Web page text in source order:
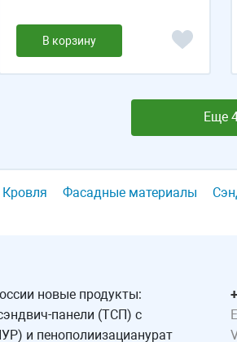
В корзину
Еще
Кровля Фасадные материалы
новые продукты:
панели (ТСП) с
и пенополиизацианурат